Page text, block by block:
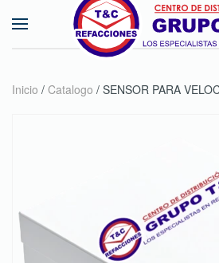
Skip to main content
Inicio / Catalogo / SENSOR PARA